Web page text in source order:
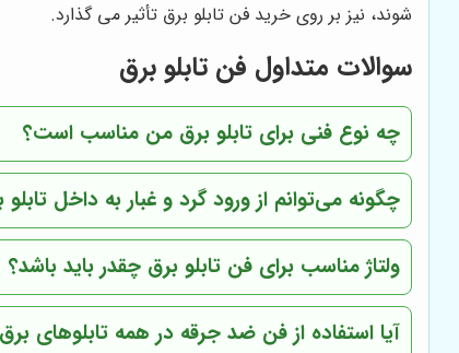
شوند، نیز بر روی خرید فن تابلو برق تأثیر می گذارد.
سوالات متداول فن تابلو برق
چه نوع فنی برای تابلو برق من مناسب است؟
چگونه می‌توانم از ورود گرد و غبار به داخل
ولتاژ مناسب برای فن تابلو برق چقدر باید باشد؟
آیا استفاده از فن ضد جرقه در همه تابلوهای